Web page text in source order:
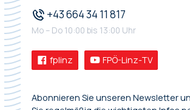
+43 664 34 11 817
Mo – Do 10:00 bis 13:00 Uhr
fplinz FPÖ-Linz-TV
Abonnieren Sie unseren Newsletter